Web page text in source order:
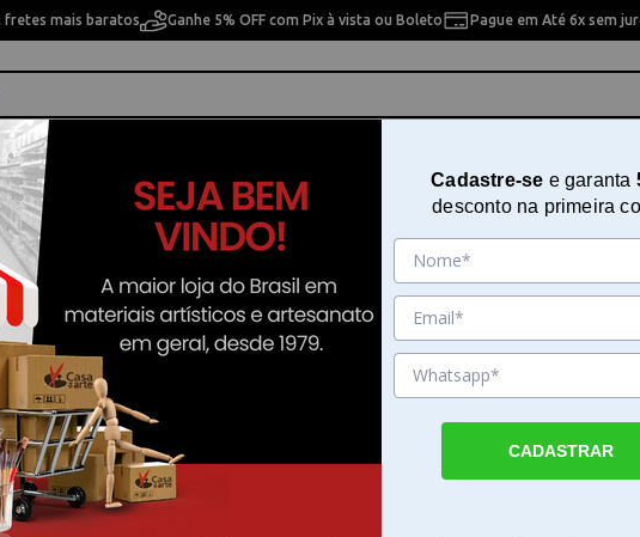
fretes mais baratos Ganhe 5% OFF com Pix à vista ou Boleto Pague em Até 6x sem
Pintura Artesanal
e Acessórios Básico Speedball 19910
Kit de Caligrafia Panache com Canetas e
Acessórios Básico Speedball 19910
Kit de Caligrafia Panache com Canetas e Acessórios
Cadastre-se e garanta
desconto na primeira
CADASTRAR